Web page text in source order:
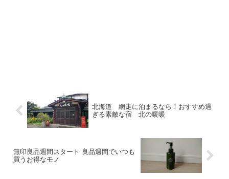
北海道 網走に泊まるなら！おすすめ過
ぎる素敵な宿 北の暖暖
無印良品週間スタート 良品週間でいつも
買うお得なモノ